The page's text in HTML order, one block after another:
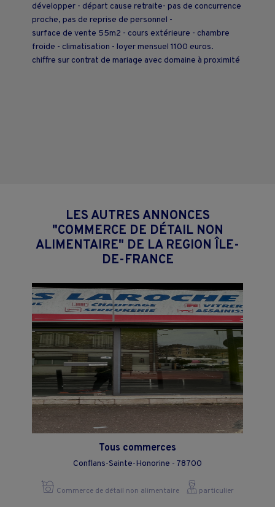
développer - départ cause retraite- pas de concurrence
proche, pas de reprise de personnel -
surface de vente 55m2 - cours extérieure - chambre
froide - climatisation - loyer mensuel 1100 euros.
chiffre sur contrat de mariage avec domaine à proximité
LES AUTRES ANNONCES
"COMMERCE DE DÉTAIL NON
ALIMENTAIRE" DE LA REGION ÎLE-
DE-FRANCE
Tous commerces
Conflans-Sainte-Honorine - 78700
Commerce de détail non alimentaire particulier